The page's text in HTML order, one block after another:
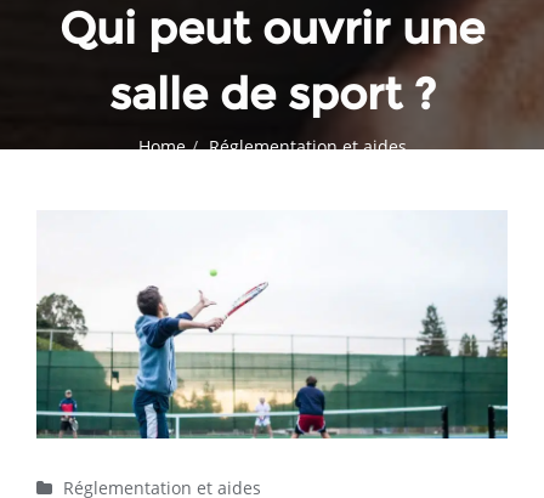
Qui peut ouvrir une
salle de sport ?
Home
Réglementation et aides
Réglementation et aides